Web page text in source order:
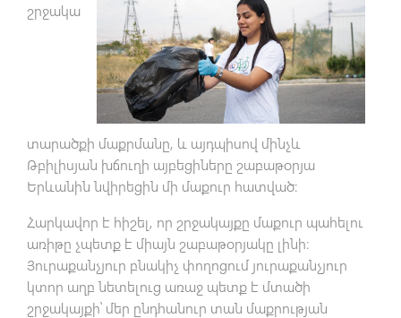
շրջակա
տարածքի մաքրմանը, և այդպիսով մինչև
Թբիլիսյան խճուղի այբեցիները շաբաթօրյա
Երևանին նվիրեցին մի մաքուր հատված։
Հարկավոր է հիշել, որ շրջակայքը մաքուր պահելու
առիթը չպետք է միայն շաբաթօրյակը լինի։
Յուրաքանչյուր բնակիչ փողոցում յուրաքանչյուր
կտոր աղբ նետելուց առաջ պետք է մտածի
շրջակայքի՝ մեր ընդհանուր տան մաքրության